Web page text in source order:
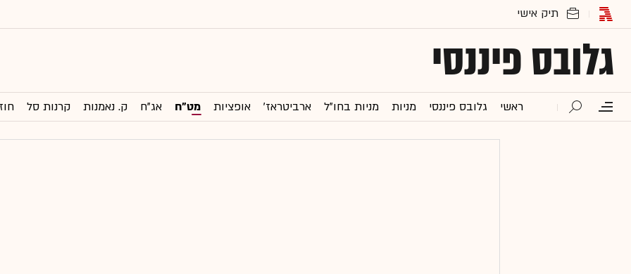
גלובס פיננסי
ראשי גלובס פיננסי מניות מניות בחו"ל ארביטראז' אופציות מט"ח אג"ח ק. נאמנות קרנות סל